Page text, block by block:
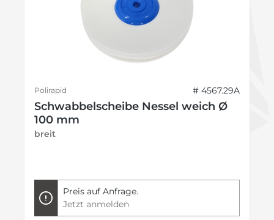
Polirapid # 4567.29A
Schwabbelscheibe Nessel weich Ø
100 mm
breit
Preis auf Anfrage.
Jetzt anmelden